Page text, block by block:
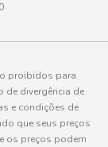
proibidos para
de divergência de
e condições de
que seus preços
os preços podem